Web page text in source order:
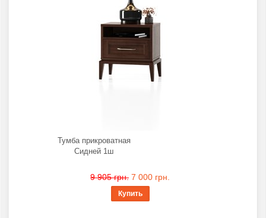
Тумба прикроватная
Сидней 1ш
9 905 грн. 7 000 грн.
Купить